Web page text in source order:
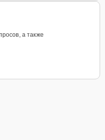
а также